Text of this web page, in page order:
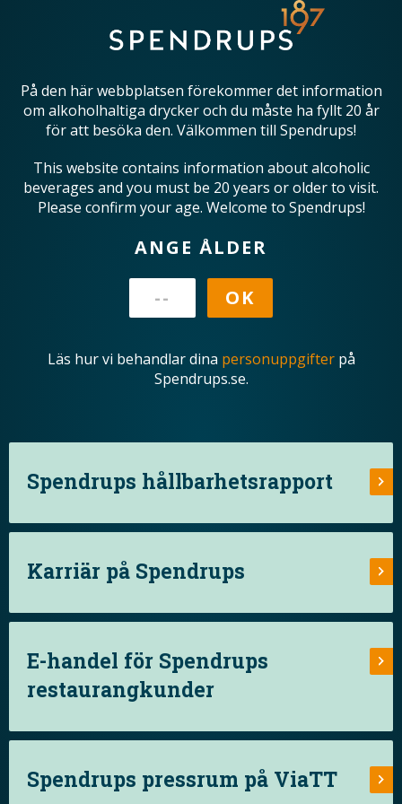
På den här webbplatsen förekommer det information
om alkoholhaltiga drycker och du måste ha fyllt 20 år
för att besöka den. Välkommen till Spendrups!
This website contains information about alcoholic
beverages and you must be 20 years or older to visit.
Please confirm your age. Welcome to Spendrups!
ANGE ÅLDER
Läs hur vi behandlar dina personuppgifterpå
Spendrups.se.
Spendrups hållbarhetsrapport
Karriär på Spendrups
E-handel för Spendrups
restaurangkunder
Spendrups pressrum på ViaTT